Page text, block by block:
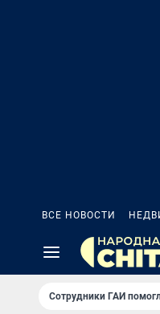
ВСЕ НОВОСТИ
Сотрудники ГАИ